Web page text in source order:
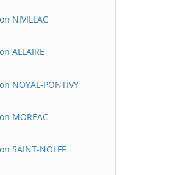
NIVILLAC
ALLAIRE
NOYAL-PONTIVY
MOREAC
SAINT-NOLFF